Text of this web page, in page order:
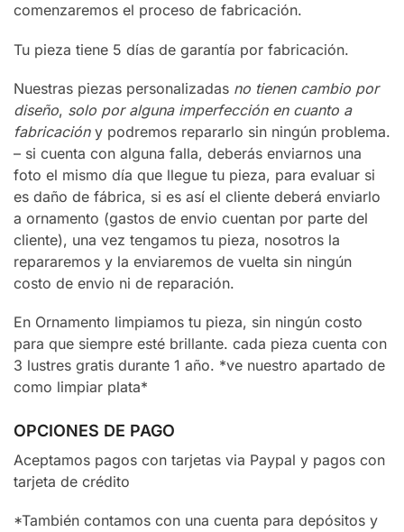
comenzaremos el proceso de fabricación.
Tu pieza tiene 5 días de garantía por fabricación.
Nuestras piezas personalizadas no tienen cambio por
diseño, solo por alguna imperfección en cuanto a
fabricacióny podremos repararlo sin ningún problema.
– si cuenta con alguna falla, deberás enviarnos una
foto el mismo día que llegue tu pieza, para evaluar si
es daño de fábrica, si es así el cliente deberá enviarlo
a ornamento (gastos de envio cuentan por parte del
cliente), una vez tengamos tu pieza, nosotros la
repararemos y la enviaremos de vuelta sin ningún
costo de envio ni de reparación.
En Ornamento limpiamos tu pieza, sin ningún costo
para que siempre esté brillante. cada pieza cuenta con
3 lustres gratis durante 1 año. *ve nuestro apartado de
como limpiar plata*
OPCIONES DE PAGO
Aceptamos pagos con tarjetas via Paypal y pagos con
tarjeta de crédito
*También contamos con una cuenta para depósitos y